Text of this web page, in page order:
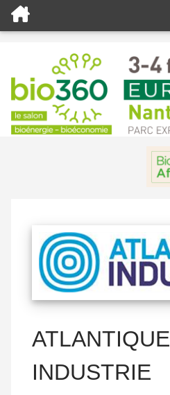
ATLANTIQUE
INDUSTRIE